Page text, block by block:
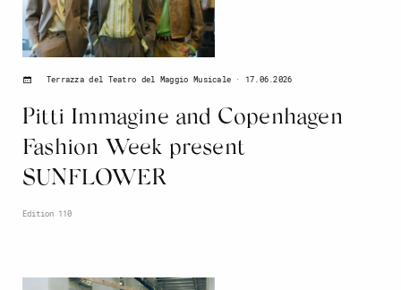
Pitti Immagine and Copenhagen
Fashion Week present
SUNFLOWER
Terrazza del Teatro del Maggio Musicale 17.06.2026
Edition 110